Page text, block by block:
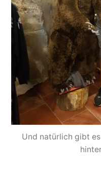
Und natürlich gibt